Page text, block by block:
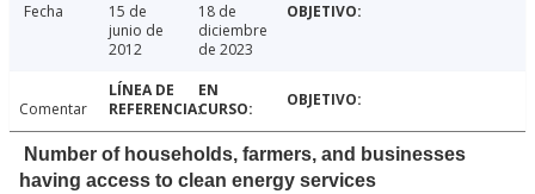
Fecha
15 de
junio de
2012
18 de
diciembre
de 2023
Comentar
Number of households, farmers, and businesses
having access to clean energy services